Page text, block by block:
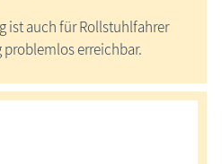
ist auch für Rollstuhlfahrer
erreichbar.